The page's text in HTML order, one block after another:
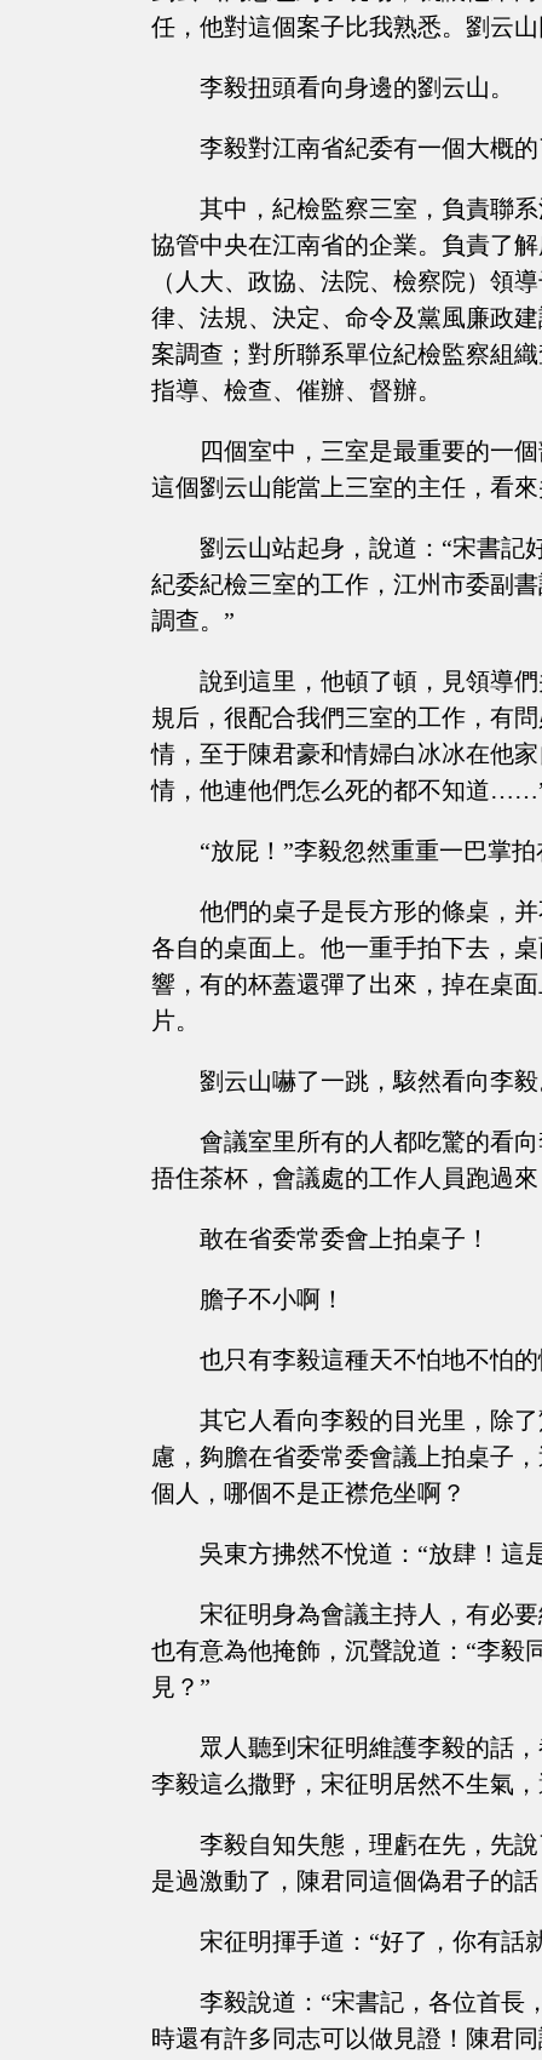
任，他對這個案子比我熟悉。劉云
李毅扭頭看向身邊的劉云山。
李毅對江南省紀委有一個大概
其中，紀檢監察三室，負責聯
協管中央在江南省的企業。負責了
（人大、政協、法院、檢察院）領
律、法規、決定、命令及黨風廉政
案調查；對所聯系單位紀檢監察組
指導、檢查、催辦、督辦。
四個室中，三室是最重要的一
這個劉云山能當上三室的主任，看
劉云山站起身，說道：“宋書記
紀委紀檢三室的工作，江州市委副
調查。”
說到這里，他頓了頓，見領導
規后，很配合我們三室的工作，有
情，至于陳君豪和情婦白冰冰在他
情，他連他們怎么死的都不知道
“放屁！”李毅忽然重重一巴掌
他們的桌子是長方形的條桌，
各自的桌面上。他一重手拍下去，
響，有的杯蓋還彈了出來，掉在桌
片。
劉云山嚇了一跳，駭然看向李
會議室里所有的人都吃驚的看
捂住茶杯，會議處的工作人員跑過
敢在省委常委會上拍桌子！
膽子不小啊！
也只有李毅這種天不怕地不怕
其它人看向李毅的目光里，除
慮，夠膽在省委常委會議上拍桌子
個人，哪個不是正襟危坐啊？
吳東方拂然不悅道：“放肆！這
宋征明身為會議主持人，有必
也有意為他掩飾，沉聲說道：“李毅
見？”
眾人聽到宋征明維護李毅的話
李毅這么撒野，宋征明居然不生氣
李毅自知失態，理虧在先，先
是過激動了，陳君同這個偽君子的
宋征明揮手道：“好了，你有話
李毅說道：“宋書記，各位首長
時還有許多同志可以做見證！陳君